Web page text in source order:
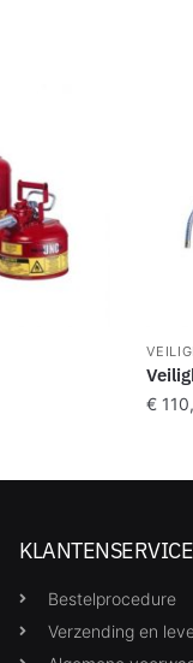
€
KLANTENSERVICE
Bestelprocedure
Verzending en